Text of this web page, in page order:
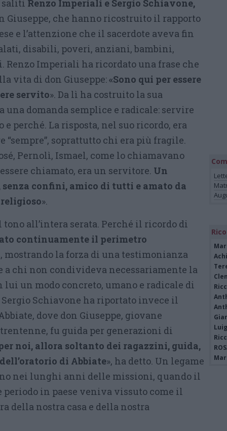
saliti Renzo Imperiali e Sergio Schiavone,
che hanno ricostruito il rapporto
e l’attenzione che il sacerdote aveva fin
disabili, poveri, anziani, bambini,
Renzo Imperiali ha ricordato una frase che
vita di don Giuseppe:«Sono qui per essere
servito». Da lì ha costruito la sua
una domanda semplice e radicale: servire
e perché. La risposta, nel suo ricordo, era
“sempre”, soprattutto chi era più fragile.
Pernolì, Ismael, come lo chiamavano
chiamato, era un servitore. Un
confini, amico di tutti e amato da
».
tono all’intera serata. Perché il ricordo di
continuamente il perimetro
, mostrando la forza di una testimonianza
a chi non condivideva necessariamente la
lui un modo concreto, umano e radicale di
Schiavone ha riportato invece il
dove don Giuseppe, giovane
fu guida per generazioni di
per noi, allora soltanto dei ragazzini, guida,
di Abbiate», ha detto. Un legame
nei lunghi anni delle missioni, quando il
in paese veniva vissuto come il
della nostra casa e della nostra